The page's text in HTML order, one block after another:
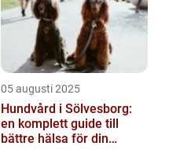
05 augusti 2025
Hundvård i Sölvesborg:
en komplett guide till
bättre hälsa för din